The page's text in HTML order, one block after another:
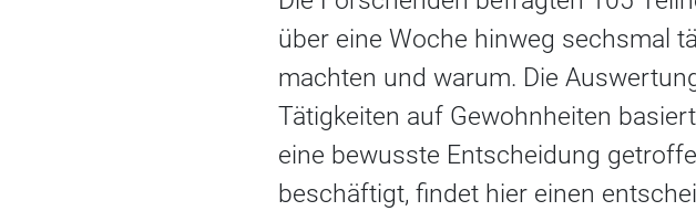
über eine Woche hinweg sechsmal
machten und warum. Die
Tätigkeiten auf Gewohnheiten
eine bewusste Entscheidung
beschäftigt, findet hier einen